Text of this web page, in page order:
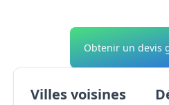
Obtenir un devis
Villes voisines